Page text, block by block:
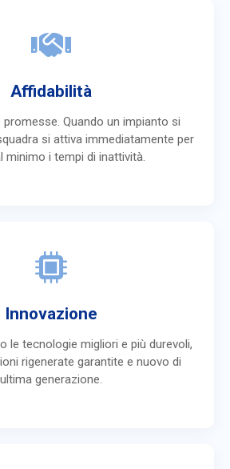
Affidabilità
Quando un impianto si
si attiva immediatamente per
minimo i tempi di inattività.
Innovazione
le tecnologie migliori e più durevoli,
rigenerate garantite e nuovo di
ultima generazione.